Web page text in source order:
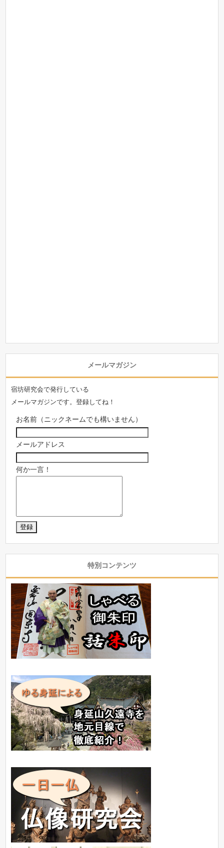
メールマガジン
宿坊研究会で発行している
メールマガジンです。登録してね！
お名前（ニックネームでも構いません）
メールアドレス
何か一言！
特別コンテンツ